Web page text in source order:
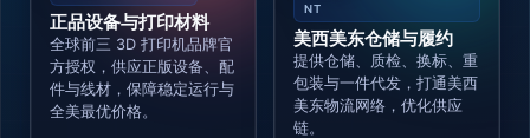
正品设备与打印材料
全球前三 3D 打印机品牌官
方授权，供应正版设备、配
件与线材，保障稳定运行与
全美最优价格。
NT
美西美东仓储与履约
提供仓储、质检、换标、重
包装与一件代发，打通美西
美东物流网络，优化供应
链。